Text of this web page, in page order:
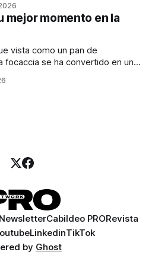
supiera de publicidad digital
un vendedor para atender
suerte— una persona
mejor momento en la
vista como un pan de
focaccia se ha convertido en uno
calidad y experiencias que
Cabildeo PRORevista
LinkedinTikTok
by Ghost